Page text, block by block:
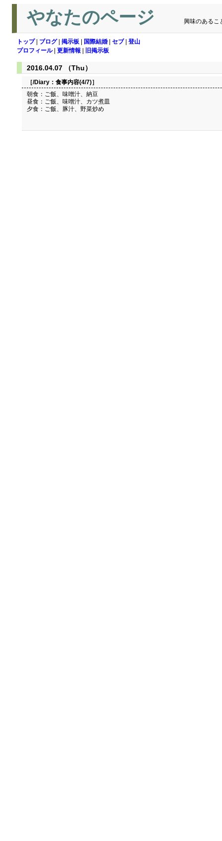
やなたのページ 興味のあるこ
トップ| ブログ| 掲示板 国際結婚 セブ| 登山
プロフィール| 更新情報 旧掲示板
2016.04.07 （Thu）
［/Diary： 食事内容(4/7)］
朝食：ご飯、味噌汁、納豆
昼食：ご飯、味噌汁、カツ煮皿
夕食：ご飯、豚汁、野菜炒め